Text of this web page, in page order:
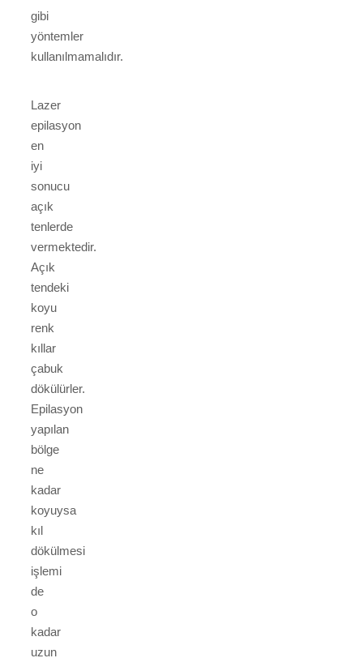
gibi
yöntemler
kullanılmamalıdır.
Lazer
epilasyon
en
iyi
sonucu
açık
tenlerde
vermektedir.
Açık
tendeki
koyu
renk
kıllar
çabuk
dökülürler.
Epilasyon
yapılan
bölge
ne
kadar
koyuysa
kıl
dökülmesi
işlemi
de
o
kadar
uzun